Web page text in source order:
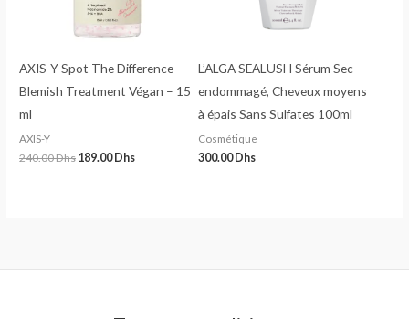
AXIS-Y Spot The Difference
Blemish Treatment Végan – 15
ml
AXIS-Y
240.00Dhs 189.00 Dhs
L’ALGA SEALUSH Sérum Sec
endommagé, Cheveux moyens
à épais Sans Sulfates 100ml
Cosmétique
300.00 Dhs